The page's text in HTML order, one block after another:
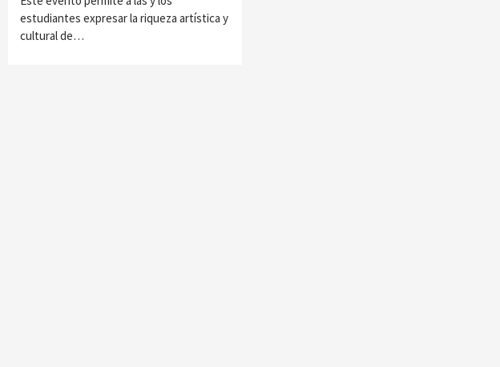
estudiantes expresar la riqueza artística y
cultural de…